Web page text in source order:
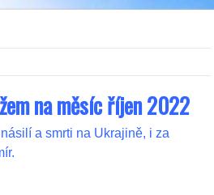
na měsíc říjen 2022
a smrti na Ukrajině, i za